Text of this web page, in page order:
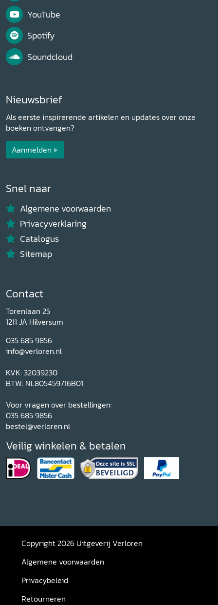
YouTube
Spotify
Soundcloud
Nieuwsbrief
Als eerste inspirerende artikelen en updates over onze
boeken ontvangen?
Aanmelden
Snel naar
Algemene voorwaarden
Privacyverklaring
Catalogus
Sitemap
Contact
Torenlaan 25
1211 JA Hilversum
035 685 9856
info@verloren.nl
KVK: 32039230
BTW: NL805459716B01
Voor vragen over bestellingen:
035 685 9856
bestel@verloren.nl
Veilig winkelen & betalen
Copyright 2026 Uitgeverij Verloren
Algemene voorwaarden
Privacybeleid
Retourneren